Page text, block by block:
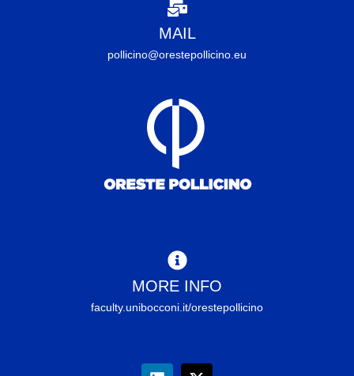
MAIL
pollicino@orestepollicino.eu
MORE INFO
faculty.unibocconi.it/orestepollicino